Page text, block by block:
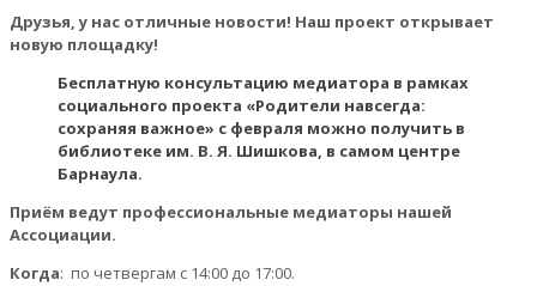
Друзья, у нас отличные новости! Наш проект открывает
новую площадку!
Бесплатную консультацию медиатора в рамках
социального проекта «Родители навсегда:
сохраняя важное» с февраля можно получить в
библиотеке им. В. Я. Шишкова, в самом центре
Барнаула.
Приём ведут профессиональные медиаторы нашей
Ассоциации.
Когда: по четвергам с 14:00 до 17:00.